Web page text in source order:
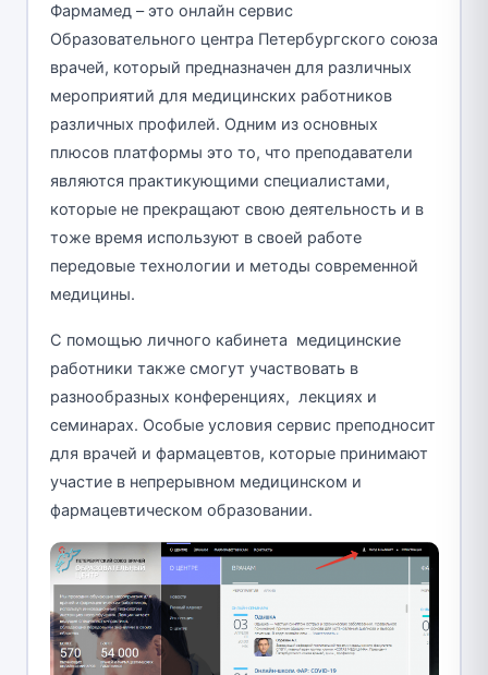
Фармамед – это онлайн сервис
Образовательного центра Петербургского союза
врачей, который предназначен для различных
мероприятий для медицинских работников
различных профилей. Одним из основных
плюсов платформы это то, что преподаватели
являются практикующими специалистами,
которые не прекращают свою деятельность и в
тоже время используют в своей работе
передовые технологии и методы современной
медицины.
С помощью личного кабинета медицинские
работники также смогут участвовать в
разнообразных конференциях, лекциях и
семинарах. Особые условия сервис преподносит
для врачей и фармацевтов, которые принимают
участие в непрерывном медицинском и
фармацевтическом образовании.